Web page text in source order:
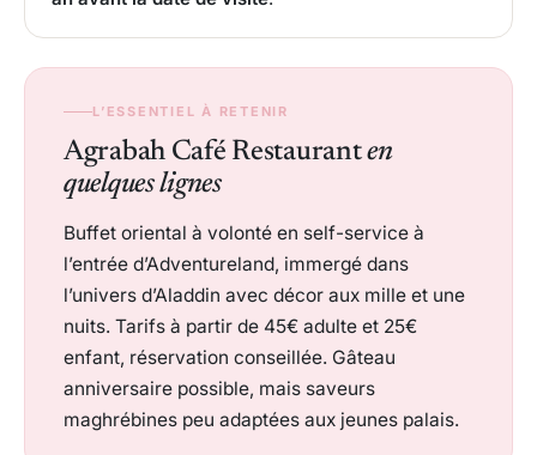
L’ESSENTIEL À RETENIR
Agrabah Café Restauranten
quelques lignes
Buffet oriental à volonté en self-service à
l’entrée d’Adventureland, immergé dans
l’univers d’Aladdin avec décor aux mille et une
nuits. Tarifs à partir de 45€ adulte et 25€
enfant, réservation conseillée. Gâteau
anniversaire possible, mais saveurs
maghrébines peu adaptées aux jeunes palais.